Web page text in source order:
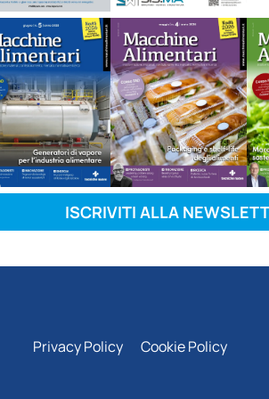
ISCRIVITI ALLA
Privacy Policy Cookie Policy